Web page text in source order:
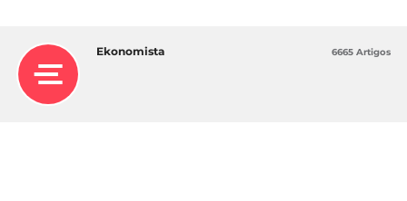
Ekonomista 6665 Artigos